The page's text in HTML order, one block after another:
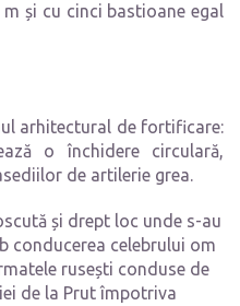
și cu cinci bastioane egal
arhitectural de fortificare:
o închidere circulară,
de artilerie grea.
și drept loc unde s-au
conducerea celebrului om
rusești conduse de
de la Prut împotriva